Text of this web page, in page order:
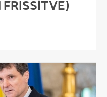
FRISSÍTVE)